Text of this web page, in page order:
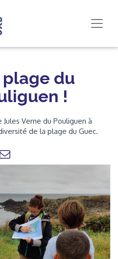
du
!
Verne du Pouliguen à
de la plage du Guec.